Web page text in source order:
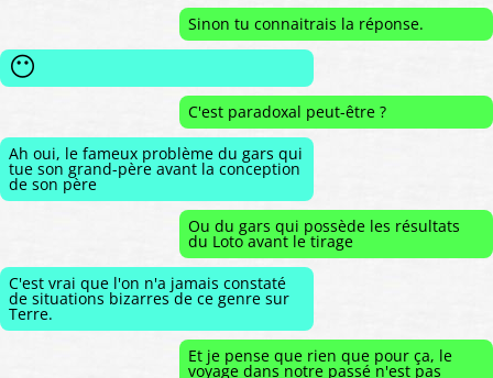
Sinon tu connaitrais la réponse.
😶
C'est paradoxal peut-être ?
Ah oui, le fameux problème du gars qui
tue son grand-père avant la conception
de son père
Ou du gars qui possède les résultats
du Loto avant le tirage
C'est vrai que l'on n'a jamais constaté
de situations bizarres de ce genre sur
Terre.
Et je pense que rien que pour ça, le
voyage dans notre passé n'est pas